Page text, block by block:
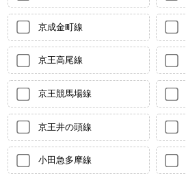
京成金町線
京王高尾線
京王競馬場線
京王井の頭線
小田急多摩線